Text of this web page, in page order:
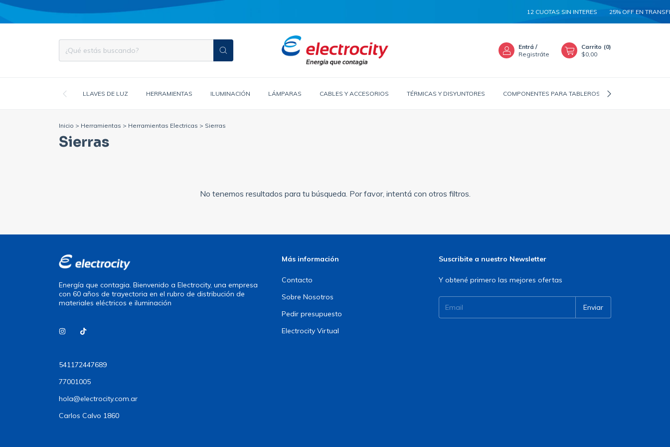
12 CUOTAS SIN INTERES 25% OFF EN
Entrá /
Registráte
Carrito (0)
$0,00
LLAVES DE LUZ HERRAMIENTAS ILUMINACIÓN LÁMPARAS CABLES Y ACCESORIOS TÉRMICAS Y DISYUNTORES COMPONENTES PARA TABLEROS
Inicio > Herramientas > Herramientas Electricas > Sierras
Sierras
No tenemos resultados para tu búsqueda. Por favor, intentá con otros filtros.
Energía que contagia. Bienvenido a Electrocity, una empresa
con 60 años de trayectoria en el rubro de distribución de
materiales eléctricos e iluminación
541172447689
77001005
hola@electrocity.com.ar
Carlos Calvo 1860
Más información
Contacto
Sobre Nosotros
Pedir presupuesto
Electrocity Virtual
Suscribite a nuestro Newsletter
Y obtené primero las mejores ofertas